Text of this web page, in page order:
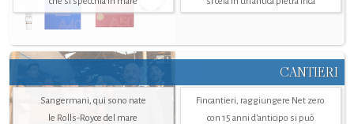
CANTIERI
Sangermani, qui sono nate
le Rolls-Royce del mare
Fincantieri, raggiungere Net zero
con 15 anni d'anticipo si può